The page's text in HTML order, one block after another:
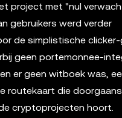
project met "nul
gebruikers werd verder
de simplistische
geen portemonnee-
er geen witboek was,
routekaart die
cryptoprojecten hoort.